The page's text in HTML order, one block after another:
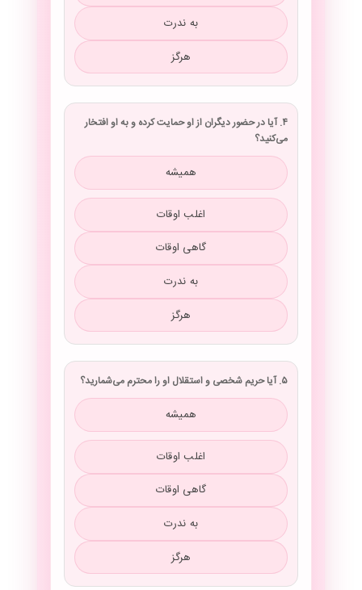
به ندرت
هرگز
۴. آیا در حضور دیگران از او حمایت کرده و به او افتخار
می‌کنید؟
همیشه
اغلب اوقات
گاهی اوقات
به ندرت
هرگز
۵. آیا حریم شخصی و استقلال او را محترم می‌شمارید؟
همیشه
اغلب اوقات
گاهی اوقات
به ندرت
هرگز